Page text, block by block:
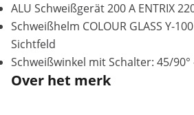
ALU Schweißgerät 200 A ENTRIX
Schweißhelm COLOUR GLASS Y-
Sichtfeld
Schweißwinkel mit Schalter: 45/90°
Over het merk